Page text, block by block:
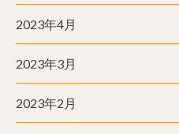
2023年4月
2023年3月
2023年2月